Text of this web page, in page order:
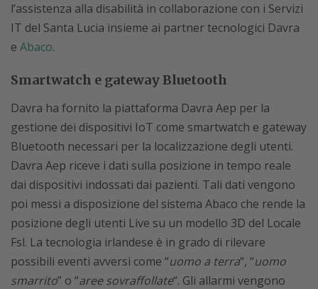
l’assistenza alla disabilità in collaborazione con i Servizi
IT del Santa Lucia insieme ai partner tecnologici Davra
e Abaco.
Smartwatch e gateway Bluetooth
Davra ha fornito la piattaforma Davra Aep per la
gestione dei dispositivi IoT come smartwatch e gateway
Bluetooth necessari per la localizzazione degli utenti.
Davra Aep riceve i dati sulla posizione in tempo reale
dai dispositivi indossati dai pazienti. Tali dati vengono
poi messi a disposizione del sistema Abaco che rende la
posizione degli utenti Live su un modello 3D del Locale
Fsl. La tecnologia irlandese è in grado di rilevare
possibili eventi avversi come “uomo a terra“, “uomo
smarrito” o “aree sovraffollate“. Gli allarmi vengono